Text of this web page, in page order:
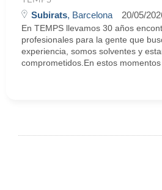
Subirats, Barcelona 20/05/
En TEMPS llevamos 30 años
profesionales para la gente que
experiencia, somos solventes y
comprometidos.En estos momentos